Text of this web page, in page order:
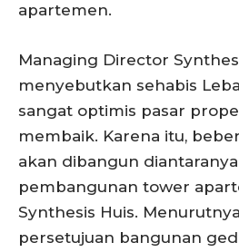
apartemen.
Managing Director
menyebutkan sehabis
sangat optimis pasar
membaik. Karena itu,
akan dibangun
pembangunan tower
Synthesis Huis.
persetujuan bangunan